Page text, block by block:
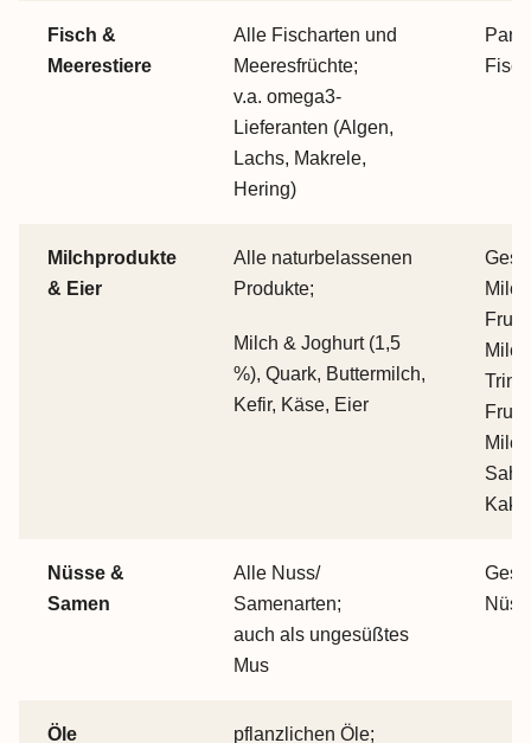
Fisch &
Meerestiere
Alle Fischarten und
Meeresfrüchte;
v.a. omega3-
Lieferanten (Algen,
Lachs, Makrele,
Hering)
Fisch
Milchprodukte
& Eier
Alle naturbelassenen
Produkte;
Milch & Joghurt (1,5
%), Quark, Buttermilch,
Kefir, Käse, Eier
Nüsse &
Samen
Alle Nuss/
Samenarten;
auch als ungesüßtes
Mus
Öle
pflanzlichen Öle;